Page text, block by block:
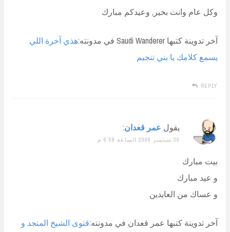
وكل عام وانت بخير, وعيدكم مبارك
آخر تدوينة كتبها Saudi Wanderer في مدونته:
هذي آخرة اللي
يسمع كلامك يا بني تنجيم
REPLY
يقول عمر قعدان:
30 سبتمبر 2008 الساعة 6:59 م
بيت مبارك
و عيد مبارك
و عساك من العايدين
آخر تدوينة كتبها عمر قعدان في مدونته:قتوى الشيخ المنجد و